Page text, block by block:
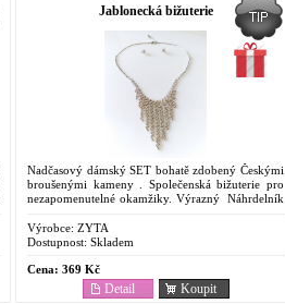
Jablonecká bižuterie
Nadčasový dámský SET bohatě zdobený Českými
broušenými kameny . Společenská bižuterie pro
nezapomenutelné okamžiky. Výrazný Náhrdelník
Výrobce: ZYTA
Dostupnost: Skladem
Cena: 369 Kč
Koupit
Detail